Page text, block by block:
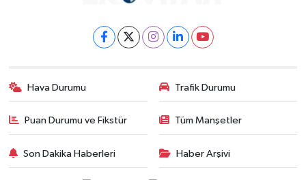
Hava Durumu Trafik Durumu
Puan Durumu ve Fikstür Tüm Manşetler
Son Dakika Haberleri Haber Arşivi